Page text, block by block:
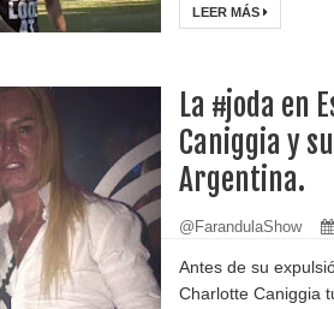
LEER MÁS
La #joda en
Caniggia y
Argentina.
@FarandulaShow
Antes de su
Charlotte Caniggia